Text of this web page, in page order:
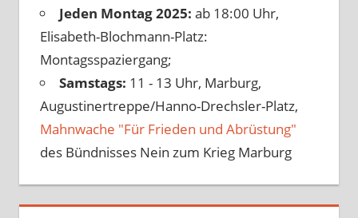
Jeden Montag 2025: ab 18:00 Uhr,
Elisabeth-Blochmann-Platz:
Montagsspaziergang;
Samstags: 11 - 13 Uhr, Marburg,
Augustinertreppe/Hanno-Drechsler-Platz,
Mahnwache "Für Frieden und Abrüstung"
des Bündnisses Nein zum Krieg Marburg